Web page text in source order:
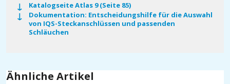
Katalogseite Atlas 9 (Seite 85)
Dokumentation: Entscheidungshilfe für die Auswahl
von IQS-Steckanschlüssen und passenden
Schläuchen
Ähnliche Artikel